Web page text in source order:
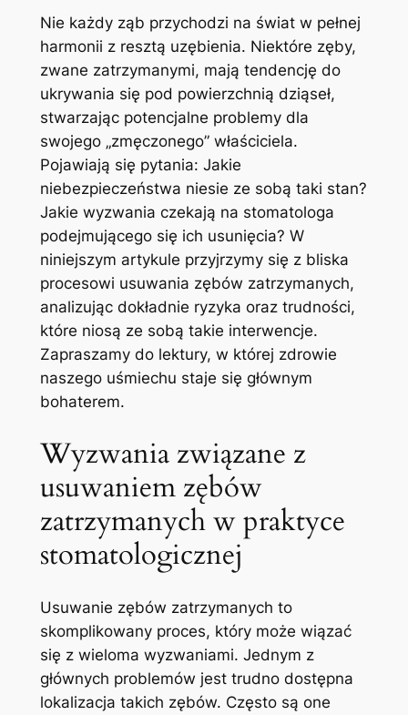
Nie ‌każdy ząb⁣ przychodzi na świat w pełnej
harmonii z resztą uzębienia. Niektóre ⁢zęby,
zwane zatrzymanymi, ⁣mają tendencję do
ukrywania się pod⁣ powierzchnią‌ dziąseł,
stwarzając potencjalne problemy​ dla
swojego „zmęczonego” właściciela.
⁢Pojawiają‌ się pytania: Jakie
niebezpieczeństwa niesie ze sobą taki stan?
Jakie ⁤wyzwania czekają na stomatologa
podejmującego się ich ⁤usunięcia? W
niniejszym ⁤artykule przyjrzymy ⁢się z bliska
procesowi‌ usuwania zębów ⁢zatrzymanych,‍
analizując dokładnie⁣ ryzyka oraz trudności,
które niosą ze‌ sobą takie interwencje.
Zapraszamy do lektury, ‍w której zdrowie
naszego uśmiechu‌ staje się głównym
bohaterem.
Wyzwania związane z
usuwaniem zębów
‌zatrzymanych w praktyce
⁢stomatologicznej
Usuwanie ⁣zębów zatrzymanych to ​
skomplikowany ⁤proces, który ‍może wiązać ​
się z wieloma wyzwaniami. Jednym z
głównych problemów jest trudno​ dostępna
lokalizacja takich zębów. Często⁤ są one